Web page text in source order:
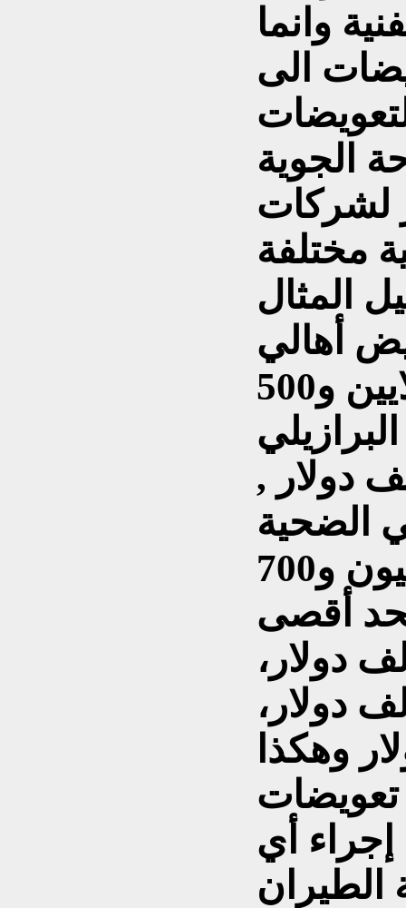
وانما
الى
الجوية
لشركات
مختلفة
المثال
أهالي
ضحية أميركي مبلغ 4 ملايين و500
مليون و500 ألف دولار ,
الضحية
الكندي بحد أقصى يبلغ مليون و700
أقصى
مليون و600 ألف دولار،
مليون و400 ألف دولار،
تعويضات
إجراء أي